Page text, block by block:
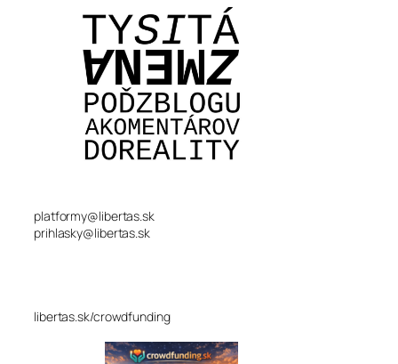
platformy@libertas.sk
prihlasky@libertas.sk
libertas.sk/crowdfunding